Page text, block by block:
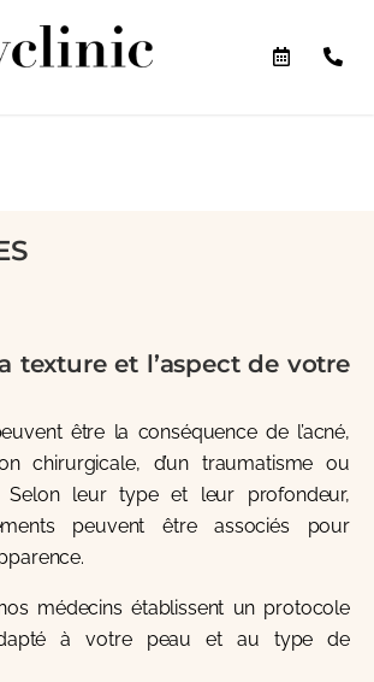
texture et l’aspect de votre
être la conséquence de l’acné,
chirurgicale, d’un traumatisme ou
Selon leur type et leur profondeur,
peuvent être associés pour
médecins établissent un protocole
à votre peau et au type de